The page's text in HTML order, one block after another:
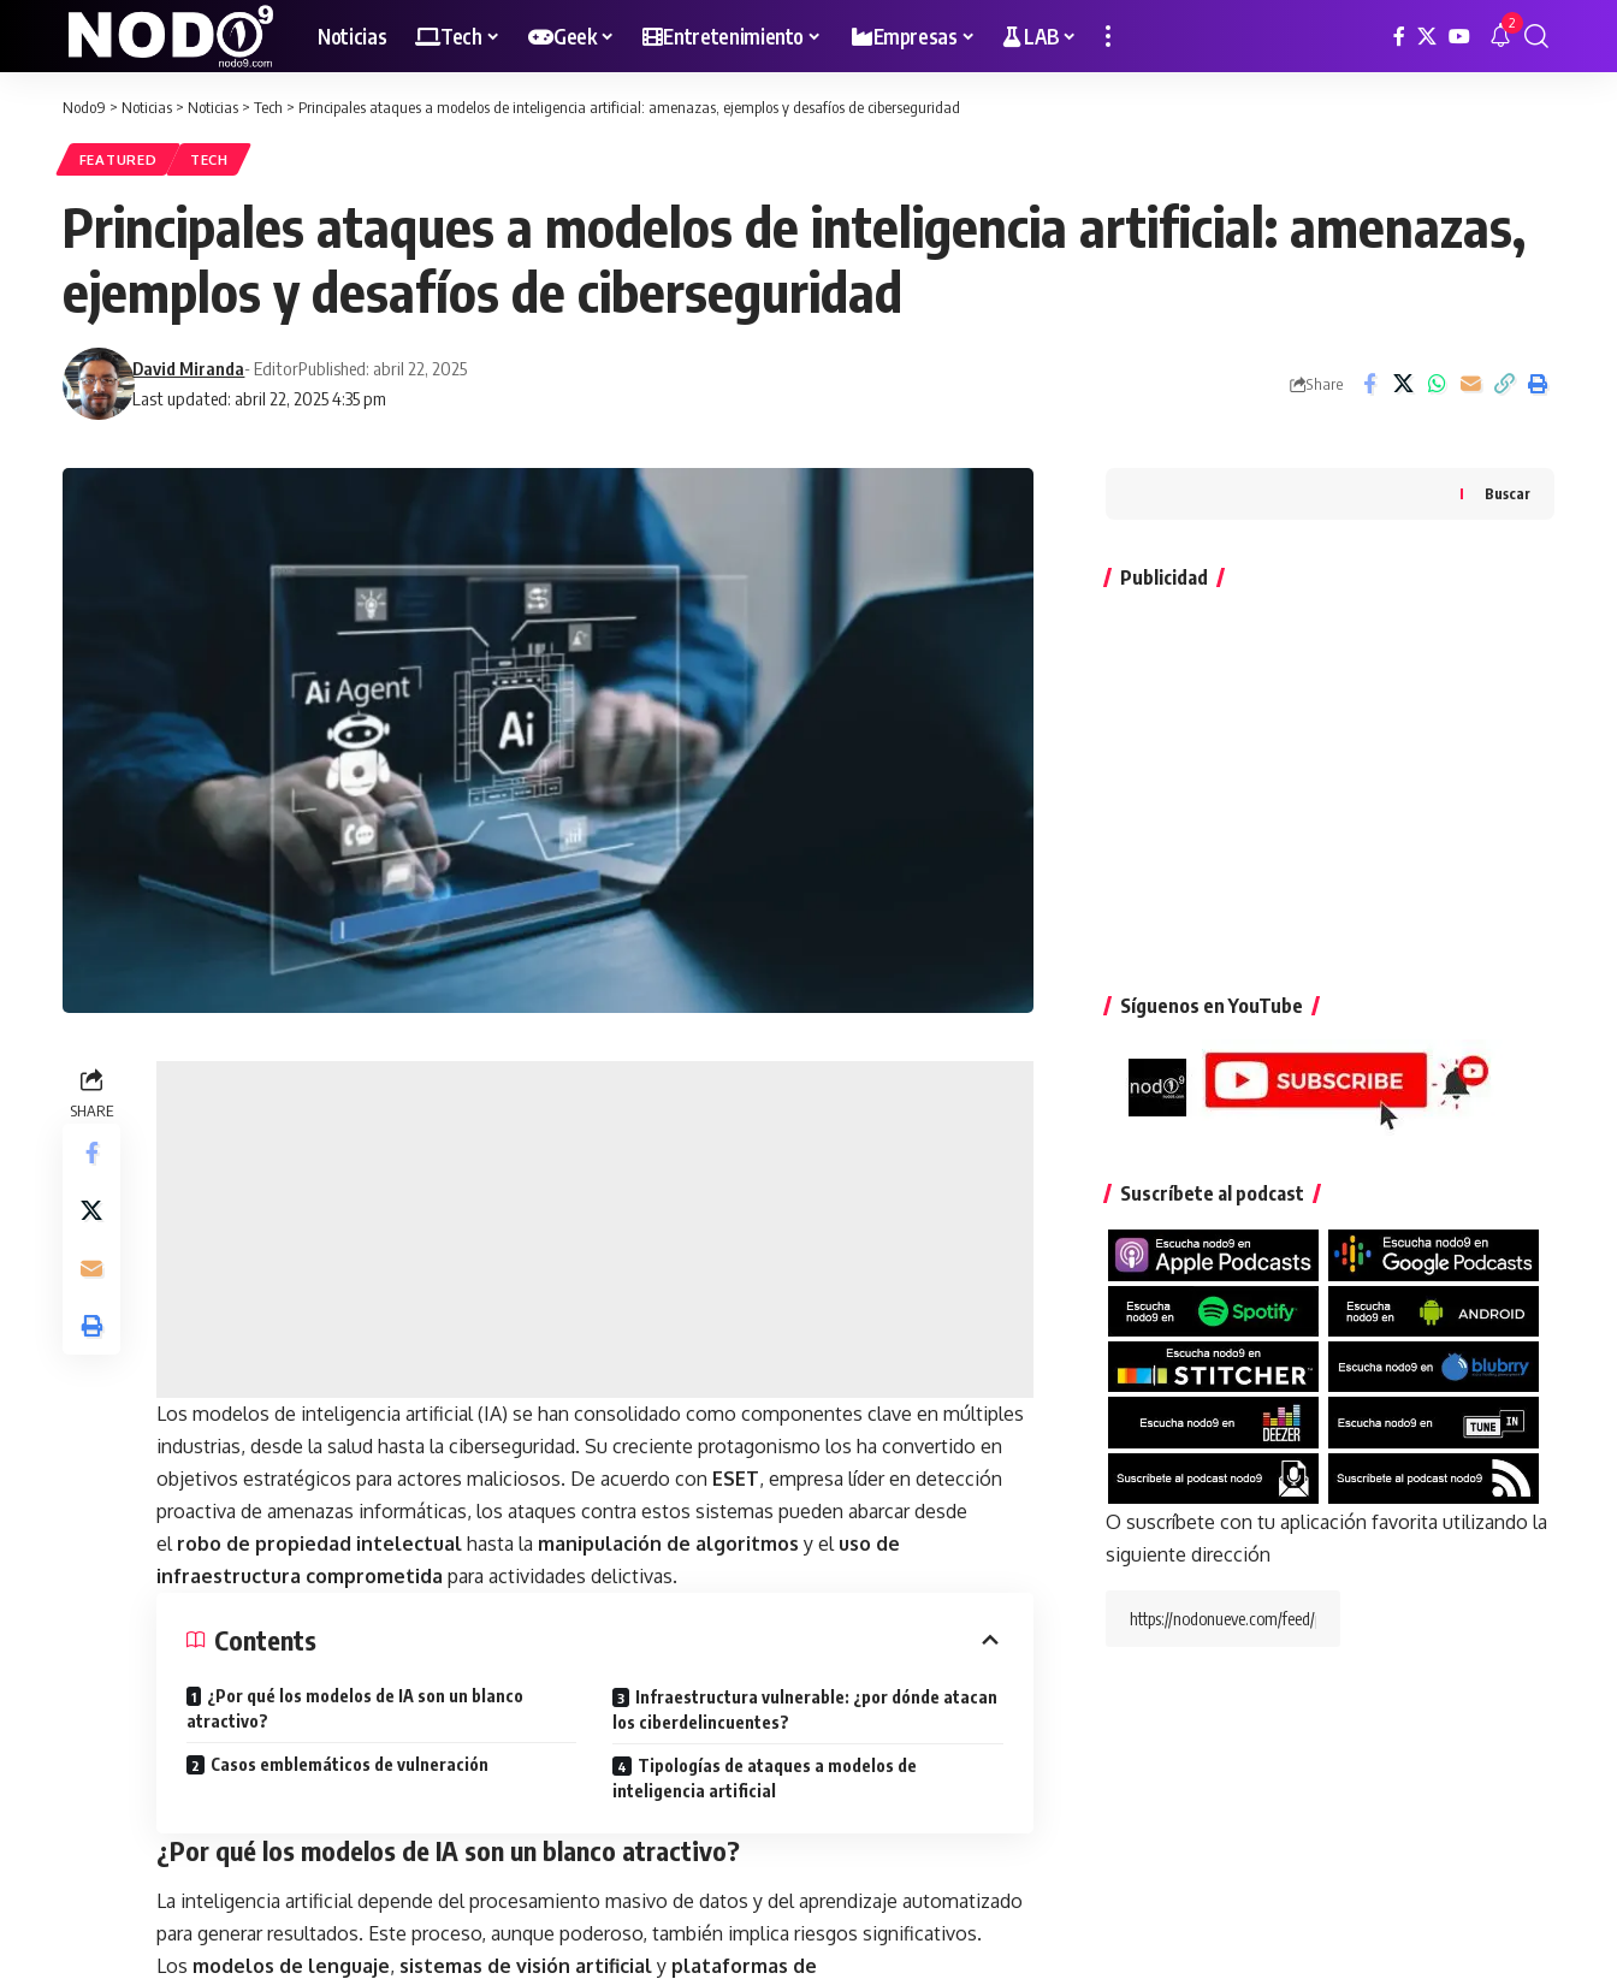
Noticias Tech Geek Entretenimiento Empresas LAB 2
Nodo9 > Noticias > Noticias > Tech > Principales ataques a modelos de inteligencia artificial: amenazas, ejemplos y desafíos de ciberseguridad
FEATURED TECH
Principales ataques a modelos de inteligencia artificial: amenazas,
ejemplos y desafíos de ciberseguridad
Last updated: abril 22, 2025 4:35 pm
David Miranda- EditorPublished: abril 22, 2025
Share
SHARE
Los modelos de inteligencia artificial (IA) se han consolidado como componentes clave en múltiples
industrias, desde la salud hasta la ciberseguridad. Su creciente protagonismo los ha convertido en
objetivos estratégicos para actores maliciosos. De acuerdo con ESET, empresa líder en detección
proactiva de amenazas informáticas, los ataques contra estos sistemas pueden abarcar desde
el robo de propiedad intelectual hasta la manipulación de algoritmos y el uso de
infraestructura comprometida para actividades delictivas.
Contents
¿Por qué los modelos de IA son un blanco
atractivo?
Casos emblemáticos de vulneración
Infraestructura vulnerable: ¿por dónde atacan
los ciberdelincuentes?
Tipologías de ataques a modelos de
inteligencia artificial
¿Por qué los modelos de IA son un blanco atractivo?
La inteligencia artificial depende del procesamiento masivo de datos y del aprendizaje automatizado
para generar resultados. Este proceso, aunque poderoso, también implica riesgos significativos.
Los modelos de lenguaje, sistemas de visión artificial y plataformas de
Buscar
Publicidad
Síguenos en YouTube
Suscríbete al podcast
O suscríbete con tu aplicación favorita utilizando la
siguiente dirección